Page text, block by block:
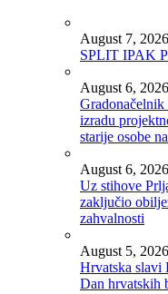
August 7, 2026
SPLIT IPAK
August 6, 2026
Gradonačelnik
izradu
starije osobe
August 6, 2026
Uz stihove
zaključio
zahvalnosti
August 5, 2026
Hrvatska slavi
Dan hrvatskih